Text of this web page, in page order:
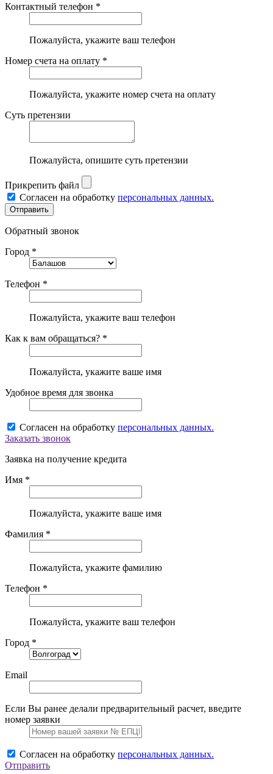
Контактный телефон *
Пожалуйста, укажите ваш телефон
Номер счета на оплату *
Пожалуйста, укажите номер счета на оплату
Суть претензии
Пожалуйста, опишите суть претензии
Прикрепить файл
Согласен на обработку персональных данных.
Обратный звонок
Город *
Телефон *
Пожалуйста, укажите ваш телефон
Как к вам обращаться? *
Пожалуйста, укажите ваше имя
Удобное время для звонка
Согласен на обработку персональных данных.
Заказать звонок
Заявка на получение кредита
Имя *
Пожалуйста, укажите ваше имя
Фамилия *
Пожалуйста, укажите фамилию
Телефон *
Пожалуйста, укажите ваш телефон
Город *
Email
Если Вы ранее делали предварительный расчет, введите
номер заявки
Согласен на обработку персональных данных.
Отправить